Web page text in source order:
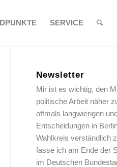
SERVICE
Newsletter
Mir ist es wichtig, den
politische Arbeit näher
oftmals langwierigen
Entscheidungen in
Wahlkreis verständlich
fasse ich am Ende der
im Deutschen